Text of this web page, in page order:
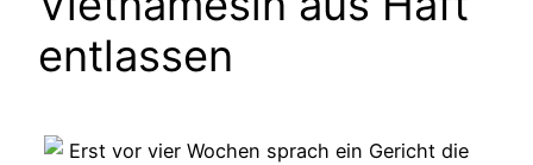
entlassen
Erst vor vier Wochen sprach ein Gericht die